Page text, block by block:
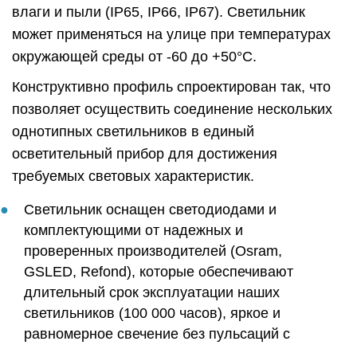
влаги и пыли (IP65, IP66, IP67). Светильник
может применяться на улице при температурах
окружающей среды от -60 до +50°C.
Конструктивно профиль спроектирован так, что
позволяет осуществить соединение нескольких
однотипных светильников в единый
осветительный прибор для достижения
требуемых световых характеристик.
Светильник оснащен светодиодами и
комплектующими от надежных и
проверенных производителей (Osram,
GSLED, Refond), которые обеспечивают
длительный срок эксплуатации наших
светильников (100 000 часов), яркое и
равномерное свечение без пульсаций с